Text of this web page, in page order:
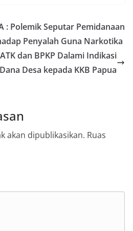
: Polemik Seputar Pemidanaan
Penyalah Guna Narkotika
dan BPKP Dalami Indikasi
Desa kepada KKB Papua
akan dipublikasikan. Ruas